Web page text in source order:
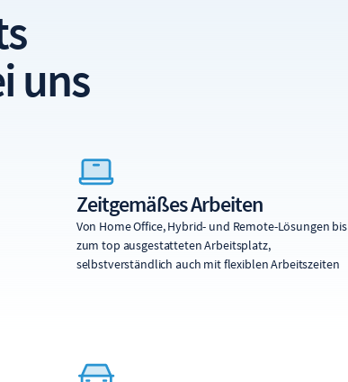
uns
Zeitgemäßes Arbeiten
Von Home Office, Hybrid- und Remote-Lösungen bis
zum top ausgestatteten Arbeitsplatz,
selbstverständlich auch mit flexiblen Arbeitszeiten